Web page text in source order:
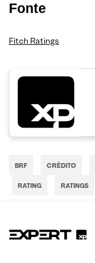
Fonte
Fitch Ratings
BRF CRÉDITO
RATING RATINGS